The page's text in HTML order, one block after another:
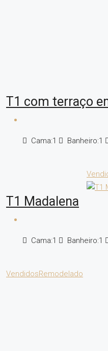
T1 com terraço
Cama:1 Banheiro:1
T1 Madalena
Cama:1 Banheiro:1
VendidosRemodelado